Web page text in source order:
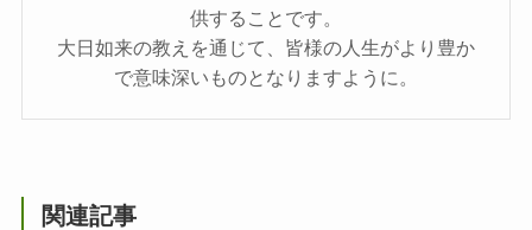
供することです。
大日如来の教えを通じて、皆様の人生がより豊か
で意味深いものとなりますように。
関連記事